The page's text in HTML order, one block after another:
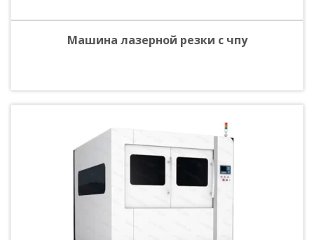
Машина лазерной резки c чпу